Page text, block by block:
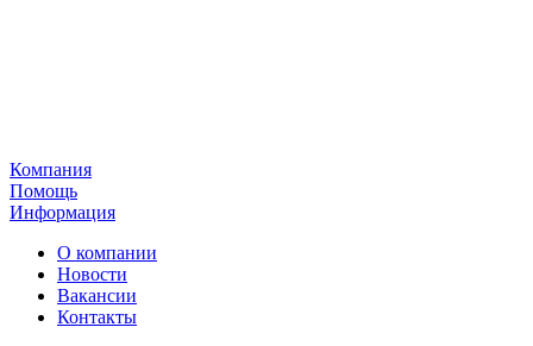
Компания
Помощь
Информация
О компании
Новости
Вакансии
Контакты